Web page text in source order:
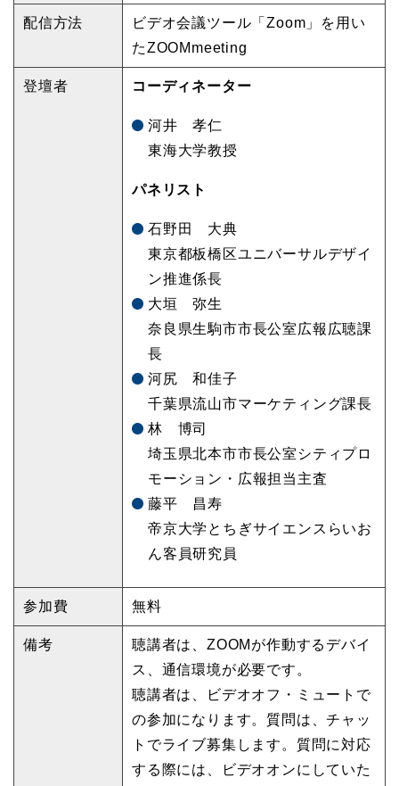
配信方法
ビデオ会議ツール「Zoom」を用い
たZOOMmeeting
登壇者 コーディネーター
河井 孝仁
東海大学教授
パネリスト
石野田 大典
東京都板橋区ユニバーサルデザイ
ン推進係長
大垣 弥生
奈良県生駒市市長公室広報広聴課
長
河尻 和佳子
千葉県流山市マーケティング課長
林 博司
埼玉県北本市市長公室シティプロ
モーション・広報担当主査
藤平 昌寿
帝京大学とちぎサイエンスらいお
ん客員研究員
参加費 無料
備考
聴講者は、ZOOMが作動するデバイ
ス、通信環境が必要です。
聴講者は、ビデオオフ・ミュートで
の参加になります。質問は、チャッ
トでライブ募集します。質問に対応
する際には、ビデオオンにしていた